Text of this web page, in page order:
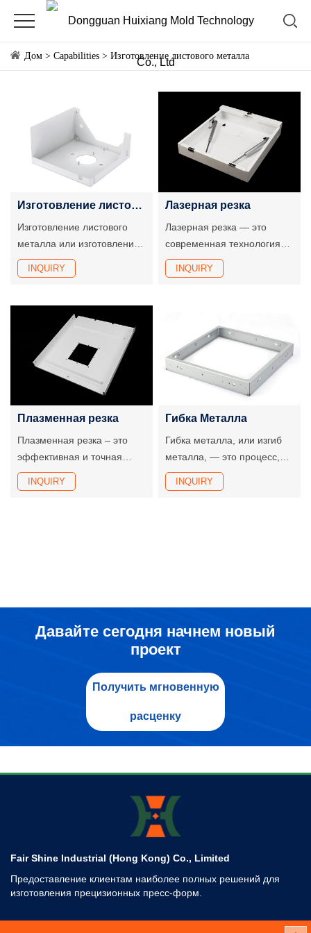
Дом > Capabilities > Изготовление листового металла
Изготовление листового металла
Изготовление листового
металла или изготовление
листового металла — это
процесс, при котором
и структуру с помощью
ряда процессов, таких как
резка, гибка, штамповка и
сварка.
INQUIRY
Лазерная резка
Лазерная резка — это
современная технология
обработки металлов, в
которой используется
разрезаемого материала,
вызывая его быстрое
плавление, испарение,
абляцию или достижение
точки воспламенения, тем
INQUIRY
Плазменная резка
Плазменная резка – это
эффективная и точная
технология резки металла.
Для резки металла
INQUIRY
Гибка Металла
Гибка металла, или изгиб
металла, — это процесс,
при котором
металлический лист, труба
INQUIRY
Давайте сегодня начнем новый
проект
Получить мгновенную
расценку
Fair Shine Industrial (Hong Kong) Co., Limited
Предоставление клиентам наиболее полных решений для
изготовления прецизионных пресс-форм.